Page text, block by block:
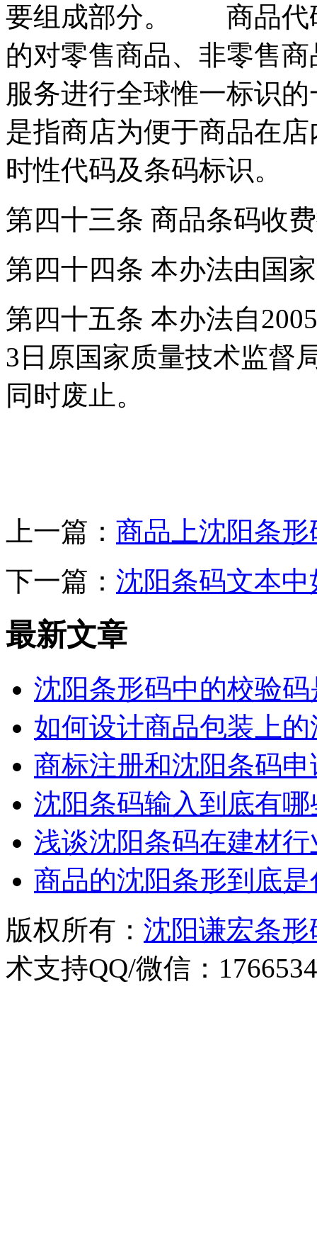
要组成部分。 商品代
的对零售商品、非零售
服务进行全球惟一标
是指商店为便于商品在
时性代码及条码标识。
第四十三条 商品条码收
第四十四条 本办法由
第四十五条 本办法自
3日原国家质量技术监督
同时废止。
上一篇： 商品上沈阳条
下一篇： 沈阳条码文本
最新文章
沈阳条形码中的校验
如何设计商品包装上
商标注册和沈阳条码
沈阳条码输入到底有
浅谈沈阳条码在建材
商品的沈阳条形到底
版权所有： 沈阳谦宏条
术支持QQ/微信：